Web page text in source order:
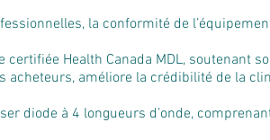
la conformité de
Health Canada MDL, soutenant
améliore la crédibilité de la
diode à 4 longueurs d’onde,